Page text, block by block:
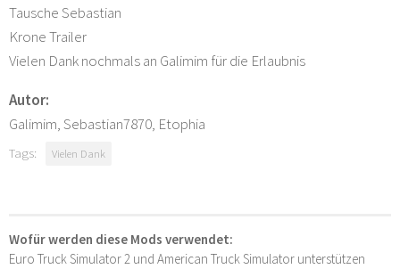
Tausche Sebastian
Krone Trailer
Vielen Dank nochmals an Galimim für die Erlaubnis
Autor:
Galimim, Sebastian7870, Etophia
Tags: Vielen Dank
Wofür werden diese Mods verwendet:
Euro Truck Simulator 2 und American Truck Simulator unterstützen